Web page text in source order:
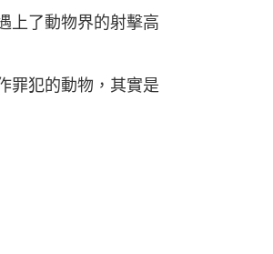
上了動物界的射擊高
罪犯的動物，其實是